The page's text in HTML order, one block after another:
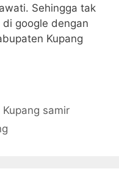
Sehingga tak
google dengan
Kupang
samir